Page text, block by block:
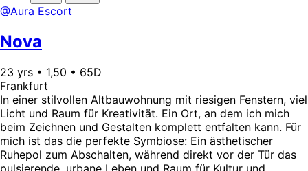
@Aura Escort
Nova
23 yrs • 1,50 • 65D
Frankfurt
In einer stilvollen Altbauwohnung mit riesigen Fenstern, viel
Licht und Raum für Kreativität. Ein Ort, an dem ich mich
beim Zeichnen und Gestalten komplett entfalten kann. Für
mich ist das die perfekte Symbiose: Ein ästhetischer
Ruhepol zum Abschalten, während direkt vor der Tür das
pulsierende, urbane Leben und Raum für Kultur und